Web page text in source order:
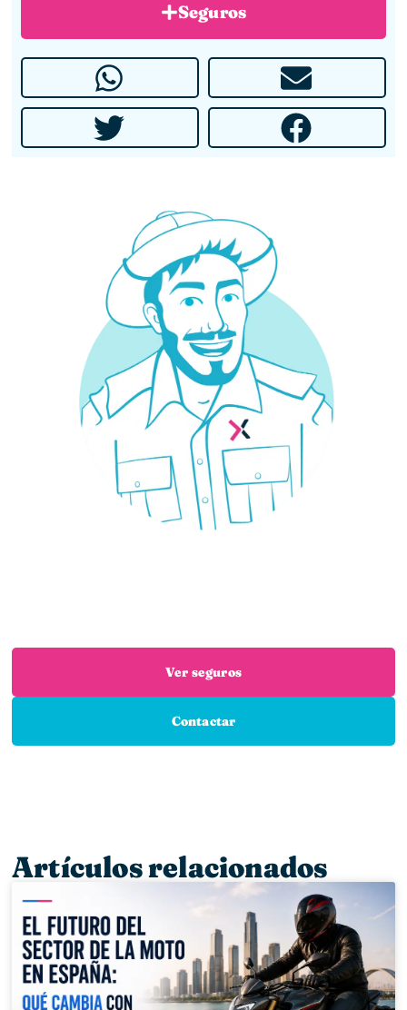
Seguros
¿Necesitas un seguro?
Ver seguros
Contactar
Artículos relacionados